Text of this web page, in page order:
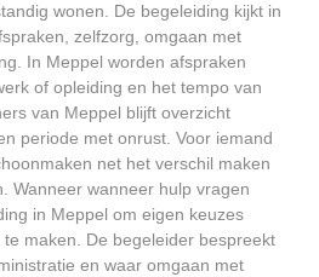
wonen. De begeleiding kijkt in
zelfzorg, omgaan met
In Meppel worden afspraken
of opleiding en het tempo van
van Meppel blijft overzicht
periode met onrust. Voor iemand
net het verschil maken
Wanneer wanneer hulp vragen
in Meppel om eigen keuzes
maken. De begeleider bespreekt
en waar omgaan met